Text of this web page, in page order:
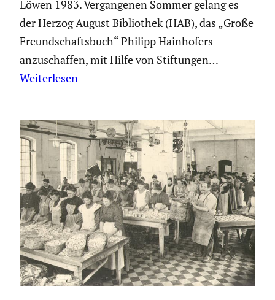
Löwen 1983. Vergan­genen Sommer gelang es
der Herzog August Biblio­thek (HAB), das „Große
Freund­schafts­buch“ Philipp Hainho­fers
anzuschaffen, mit Hilfe von Stiftungen…
Weiterlesen